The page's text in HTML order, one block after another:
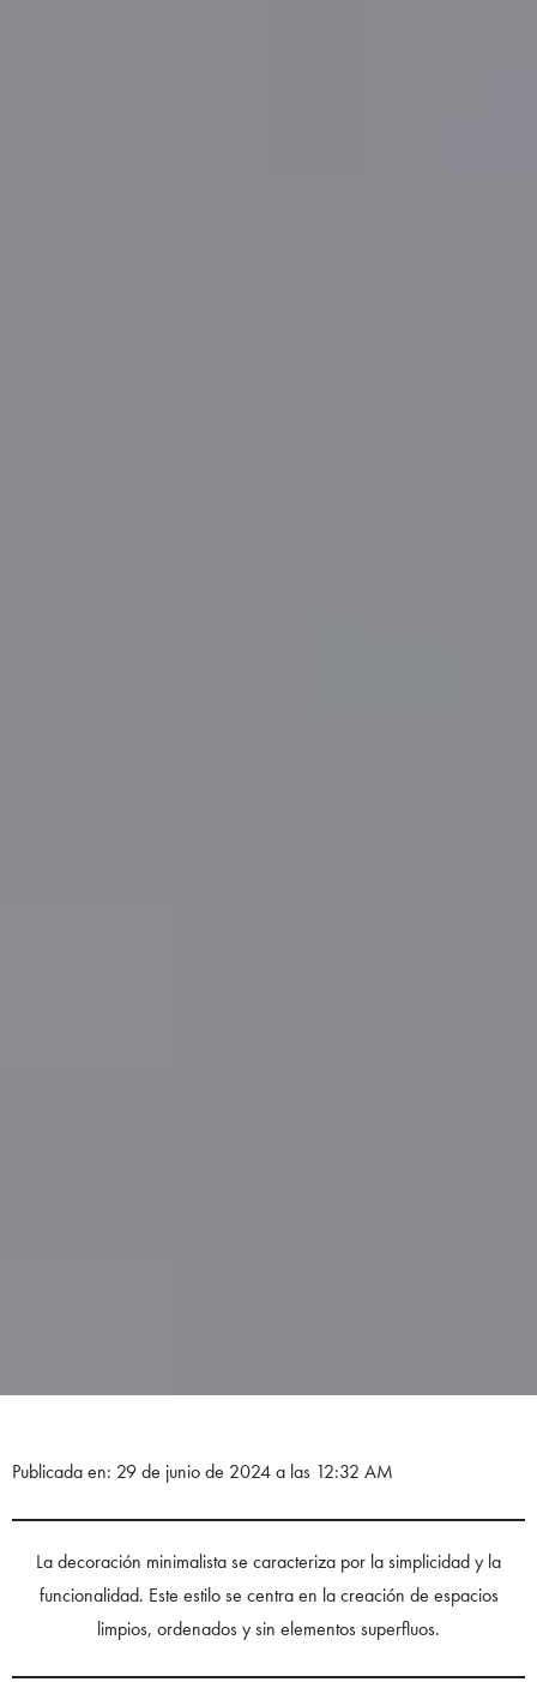
Publicada en: 29 de junio de 2024 a las 12:32 AM
La decoración minimalista se caracteriza por la simplicidad y la
funcionalidad. Este estilo se centra en la creación de espacios
limpios, ordenados y sin elementos superfluos.